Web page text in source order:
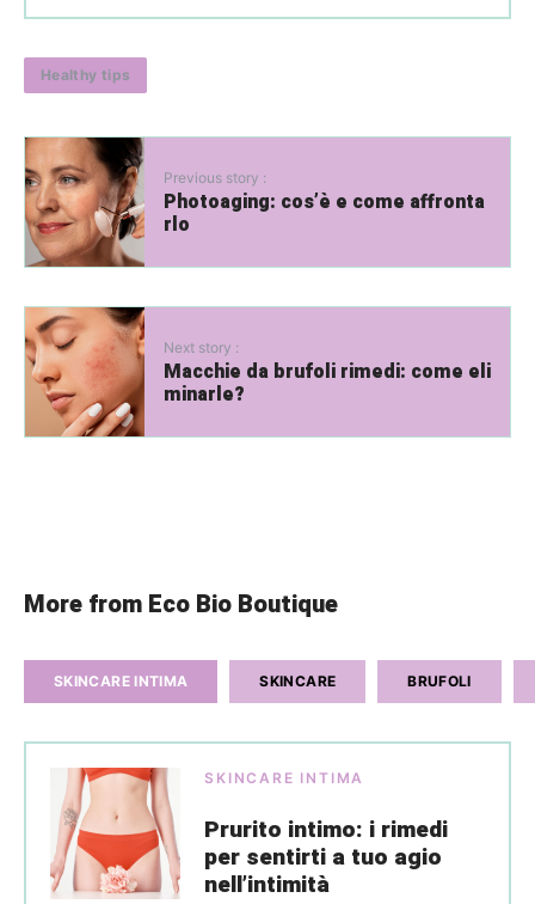
Healthy tips
Previous story :
Photoaging: cos’è e come affronta
rlo
Next story :
Macchie da brufoli rimedi: come eli
minarle?
More from Eco Bio Boutique
SKINCARE INTIMA SKINCARE BRUFOLI
SKINCARE INTIMA
Prurito intimo: i rimedi
per sentirti a tuo agio
nell’intimità